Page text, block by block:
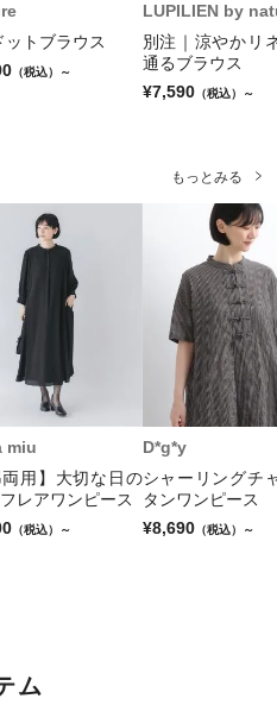
とみる
とみる
とみる
とみる
ットブラウス
（税込）～
LUPILIEN by
別注｜涼やかリ
通るブラウス
¥7,590（税込）～
もっとみる
miu
両用】大切な日の
レアワンピース
（税込）～
D*g*y
シャーリングチ
タンワンピース
¥8,690（税込）～
ム